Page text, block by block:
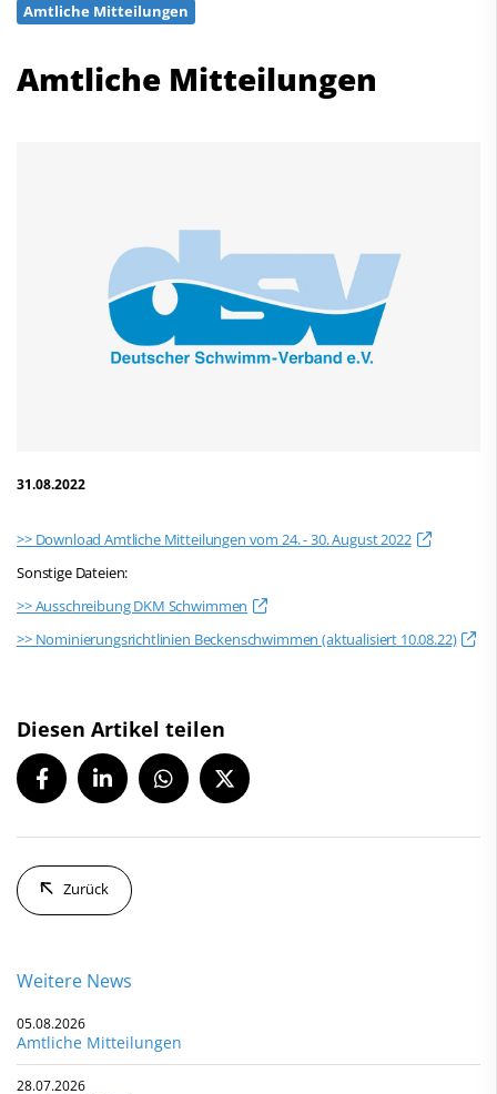
Amtliche Mitteilungen
Amtliche Mitteilungen
31.08.2022
>> Download Amtliche Mitteilungen vom 24. - 30. August 2022
Sonstige Dateien:
>> Ausschreibung DKM Schwimmen
>> Nominierungsrichtlinien Beckenschwimmen (aktualisiert 10.08.22)
Diesen Artikel teilen
Zurück
Weitere News
05.08.2026
Amtliche Mitteilungen
28.07.2026
Schwimmen
Wasserspringen
Deutscher Schwimm-Verband e.V.
Korbacher Straße 93
D-34132 Kassel
Fax: +49 561 94083-15